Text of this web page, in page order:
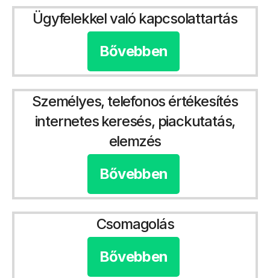
Ügyfelekkel való kapcsolattartás
Bővebben
Személyes, telefonos értékesítés
internetes keresés, piackutatás,
elemzés
Bővebben
Csomagolás
Bővebben